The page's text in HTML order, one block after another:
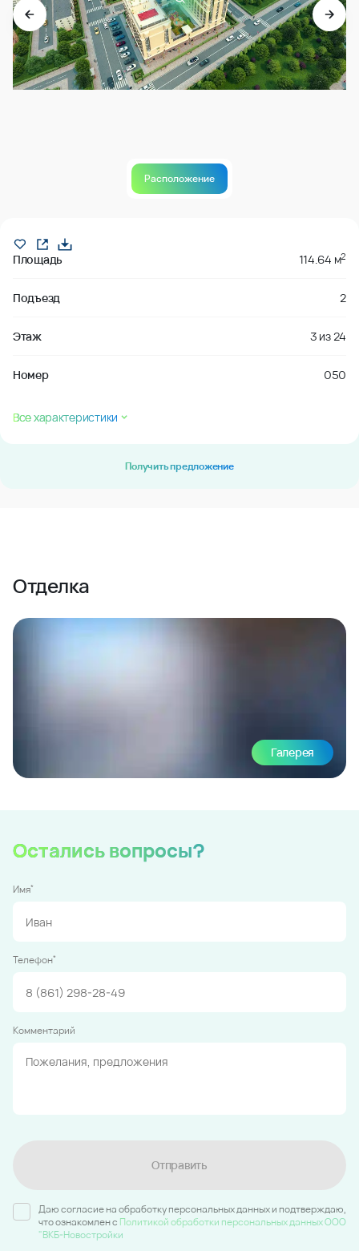
Расположение
Площадь 114.64 м2
Подъезд 2
Этаж 3 из24
Номер 050
Все характеристики
Получить предложение
Отделка
Галерея
Остались вопросы?
Имя*
Телефон*
Комментарий
Отправить
Даю согласие на обработку персональных данных и подтверждаю,
что ознакомлен c Политикой обработки персональных данных ООО
"ВКБ-Новостройки